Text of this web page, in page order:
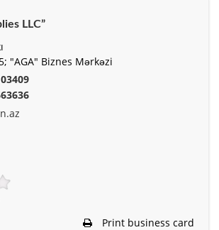
LLC”
"AGA" Biznes Mərkəzi
Print business card